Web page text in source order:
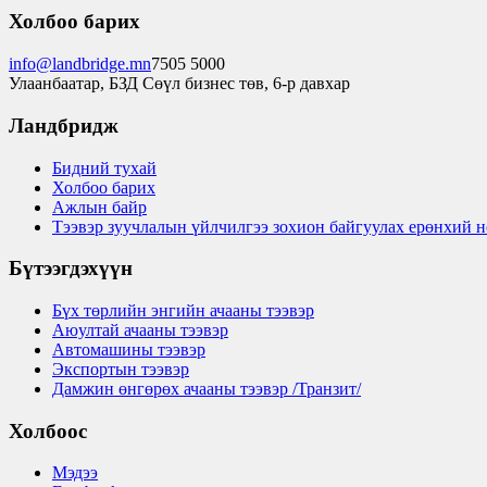
Холбоо барих
info@landbridge.mn7505 5000
Улаанбаатар, БЗД Сөүл бизнес төв, 6-р давхар
Ландбридж
Бидний тухай
Холбоо барих
Ажлын байр
Тээвэр зуучлалын үйлчилгээ зохион байгуулах ерөнхий
Бүтээгдэхүүн
Бүх төрлийн энгийн ачааны тээвэр
Аюултай ачааны тээвэр
Автомашины тээвэр
Экспортын тээвэр
Дамжин өнгөрөх ачааны тээвэр /Транзит/
Холбоос
Мэдээ